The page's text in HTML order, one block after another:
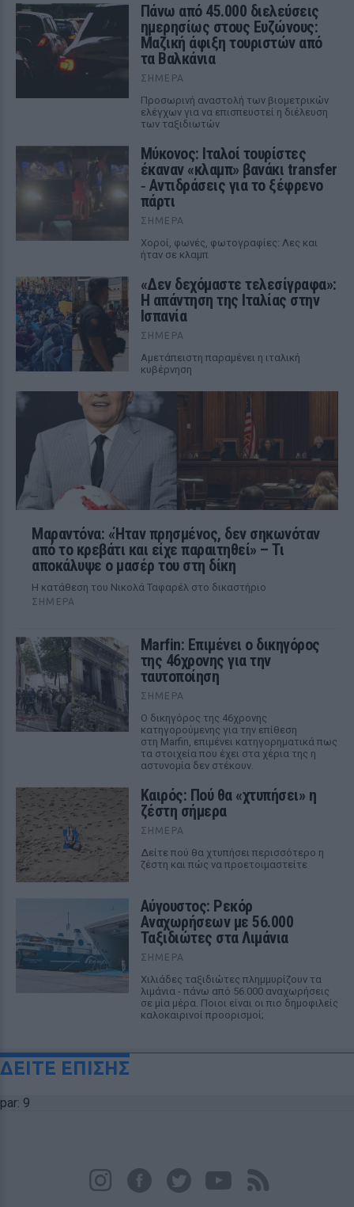
Πάνω από 45.000 διελεύσεις
ημερησίως στους Ευζώνους:
Μαζική άφιξη τουριστών από
τα Βαλκάνια
ΣΉΜΕΡΑ
Προσωρινή αναστολή των βιομετρικών
ελέγχων για να επισπευστεί η διέλευση
των ταξιδιωτών
Μύκονος: Ιταλοί τουρίστες
έκαναν «κλαμπ» βανάκι transfer
‑ Αντιδράσεις για το ξέφρενο
πάρτι
ΣΉΜΕΡΑ
Χοροί, φωνές, φωτογραφίες: Λες και
ήταν σε κλαμπ
«Δεν δεχόμαστε τελεσίγραφα»:
Η απάντηση της Ιταλίας στην
Ισπανία
ΣΉΜΕΡΑ
Αμετάπειστη παραμένει η ιταλική
κυβέρνηση
Μαραντόνα: «Ήταν πρησμένος, δεν σηκωνόταν
από το κρεβάτι και είχε παραιτηθεί» – Τι
αποκάλυψε ο μασέρ του στη δίκη
Η κατάθεση του Νικολά Ταφαρέλ στο δικαστήριο
ΣΉΜΕΡΑ
Marfin: Επιμένει ο δικηγόρος
της 46χρονης για την
ταυτοποίηση
ΣΉΜΕΡΑ
Ο δικηγόρος της 46χρονης
κατηγορούμενης για την επίθεση
στη Marfin, επιμένει κατηγορηματικά πως
τα στοιχεία που έχει στα χέρια της η
αστυνομία δεν στέκουν.
Καιρός: Πού θα «χτυπήσει» η
ζέστη σήμερα
ΣΉΜΕΡΑ
Δείτε πού θα χτυπήσει περισσότερο η
ζέστη και πώς να προετοιμαστείτε
Αύγουστος: Ρεκόρ
Αναχωρήσεων με 56.000
Ταξιδιώτες στα Λιμάνια
ΣΉΜΕΡΑ
Χιλιάδες ταξιδιώτες πλημμυρίζουν τα
λιμάνια - πάνω από 56.000 αναχωρήσεις
σε μία μέρα. Ποιοι είναι οι πιο δημοφιλείς
καλοκαιρινοί προορισμοί;
ΔΕΙΤΕ ΕΠΙΣΗΣ
par: 9